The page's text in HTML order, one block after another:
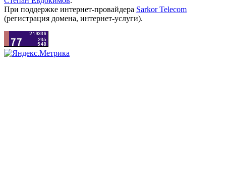
При поддержке интернет-провайдера Sarkor Telecom
(регистрация домена, интернет-услуги).